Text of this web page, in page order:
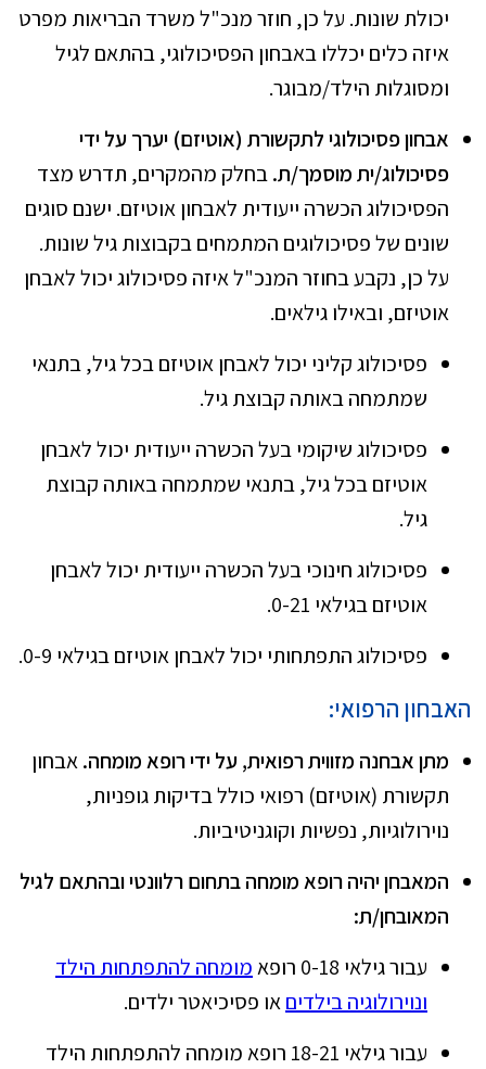
יכולת שונות. על כן, חוזר מנכ"ל משרד הבריאות מפרט
איזה כלים יכללו באבחון הפסיכולוגי, בהתאם לגיל
ומסוגלות הילד/מבוגר.
אבחון פסיכולוגי לתקשורת (אוטיזם) יערך על ידי
פסיכולוג/ית מוסמך/ת.בחלק מהמקרים, תדרש מצד
הפסיכולוג הכשרה ייעודית לאבחון אוטיזם. ישנם סוגים
שונים של פסיכולוגים המתמחים בקבוצות גיל שונות.
על כן, נקבע בחוזר המנכ"ל איזה פסיכולוג יכול לאבחן
אוטיזם, ובאילו גילאים.
פסיכולוג קליני יכול לאבחן אוטיזם בכל גיל, בתנאי
שמתמחה באותה קבוצת גיל.
פסיכולוג שיקומי בעל הכשרה ייעודית יכול לאבחן
אוטיזם בכל גיל, בתנאי שמתמחה באותה קבוצת
גיל.
פסיכולוג חינוכי בעל הכשרה ייעודית יכול לאבחן
אוטיזם בגילאי 0-21.
פסיכולוג התפתחותי יכול לאבחן אוטיזם בגילאי 0-9.
האבחון הרפואי:
מתן אבחנה מזווית רפואית, על ידי רופא מומחה.אבחון
תקשורת (אוטיזם) רפואי כולל בדיקות גופניות,
נוירולוגיות, נפשיות וקוגניטיביות.
המאבחן יהיה רופא מומחה בתחום רלוונטי ובהתאם לגיל
המאובחן/ת:
עבור גילאי 0-18 רופא
מומחה להתפתחות הילד
ונוירולוגיה בילדיםאו פסיכיאטר ילדים.
עבור גילאי 18-21 רופא מומחה להתפתחות הילד